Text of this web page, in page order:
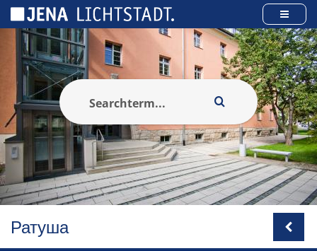
Ратуша
Панель керування кукі